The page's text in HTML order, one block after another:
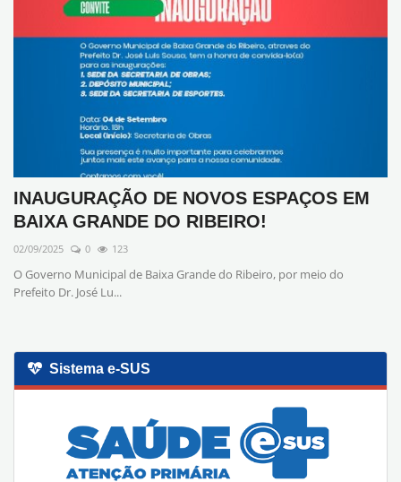
INAUGURAÇÃO DE NOVOS ESPAÇOS EM
BAIXA GRANDE DO RIBEIRO!
02/09/2025 0 123
O Governo Municipal de Baixa Grande do Ribeiro, por meio do
Prefeito Dr. José Lu...
Sistema e-SUS